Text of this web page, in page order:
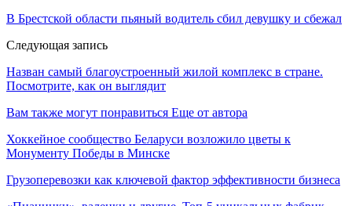
В Брестской области пьяный водитель сбил девушку и сбежал
Следующая запись
Назван самый благоустроенный жилой комплекс в стране.
Посмотрите, как он выглядит
Вам также могут понравиться Еще от автора
Хоккейное сообщество Беларуси возложило цветы к
Монументу Победы в Минске
Грузоперевозки как ключевой фактор эффективности бизнеса